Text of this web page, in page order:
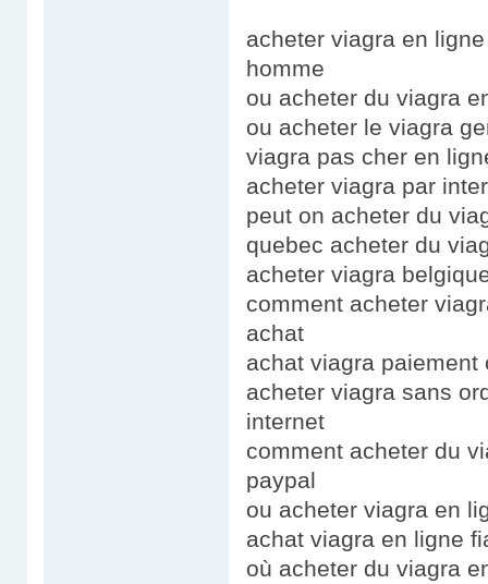
acheter viagra en
homme
ou acheter du viagra
ou acheter le viagra
viagra pas cher en
acheter viagra par
peut on acheter du
quebec acheter du
acheter viagra
comment acheter
achat
achat viagra
acheter viagra sans
internet
comment acheter du
paypal
ou acheter viagra en
achat viagra en ligne
où acheter du viagra